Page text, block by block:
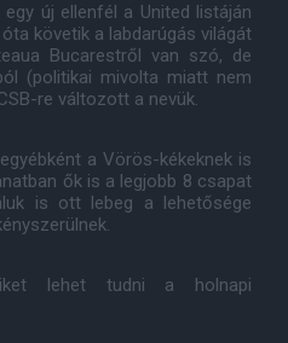
új ellenfél a United listáján
követik a labdarúgás világát
Bucarestről van szó, de
(politikai mivolta miatt nem
re változott a nevük.
a Vörös-kékeknek is
ők is a legjobb 8 csapat
is ott lebeg a lehetősége
lehet tudni a holnapi